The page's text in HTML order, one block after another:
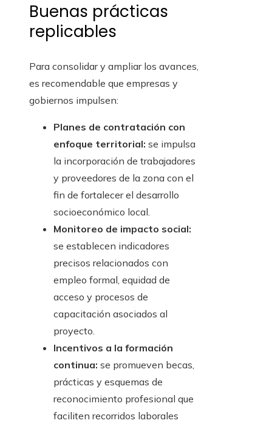
Buenas prácticas
replicables
Para consolidar y ampliar los avances,
es recomendable que empresas y
gobiernos impulsen:
Planes de contratación con
enfoque territorial: se impulsa
la incorporación de trabajadores
y proveedores de la zona con el
fin de fortalecer el desarrollo
socioeconómico local.
Monitoreo de impacto social:
se establecen indicadores
precisos relacionados con
empleo formal, equidad de
acceso y procesos de
capacitación asociados al
proyecto.
Incentivos a la formación
continua: se promueven becas,
prácticas y esquemas de
reconocimiento profesional que
faciliten recorridos laborales